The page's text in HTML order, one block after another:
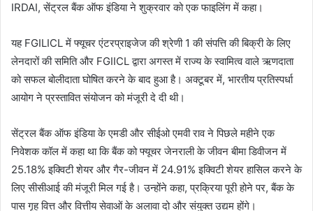
IRDAI, सेंट्रल बैंक ऑफ इंडिया ने शुक्रवार को एक फाइलिंग में कहा।
यह FGILICL में फ्यूचर एंटरप्राइजेज की श्रेणी 1 की संपत्ति की बिक्री के लिए
लेनदारों की समिति और FGIICL द्वारा अगस्त में राज्य के स्वामित्व वाले ऋणदाता
को सफल बोलीदाता घोषित करने के बाद हुआ है। अक्टूबर में, भारतीय प्रतिस्पर्धा
आयोग ने प्रस्तावित संयोजन को मंजूरी दे दी थी।
सेंट्रल बैंक ऑफ इंडिया के एमडी और सीईओ एमवी राव ने पिछले महीने एक
निवेशक कॉल में कहा था कि बैंक को फ्यूचर जेनराली के जीवन बीमा डिवीजन में
25.18% इक्विटी शेयर और गैर-जीवन में 24.91% इक्विटी शेयर हासिल करने के
लिए सीसीआई की मंजूरी मिल गई है। उन्होंने कहा, प्रक्रिया पूरी होने पर, बैंक के
पास गृह वित्त और वित्तीय सेवाओं के अलावा दो और संयुक्त उद्यम होंगे।